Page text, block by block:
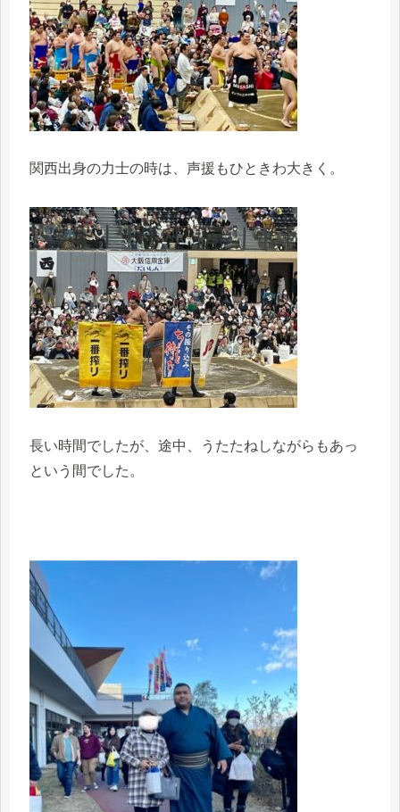
関西出身の力士の時は、声援もひときわ大きく。
長い時間でしたが、途中、うたたねしながらもあっ
という間でした。